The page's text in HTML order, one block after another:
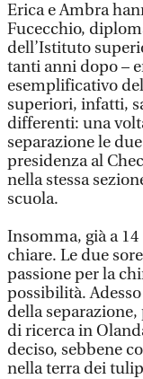
Erica e Ambra
Fucecchio,
dell’Istituto
tanti anni dopo –
esemplificativo
superiori, infatti,
differenti: una
separazione le
presidenza al
nella stessa
scuola.
Insomma, già a
chiare. Le due
passione per la
possibilità.
della
di ricerca in
deciso, sebbene
nella terra dei